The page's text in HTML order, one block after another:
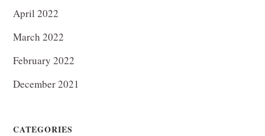
April 2022
March 2022
February 2022
December 2021
CATEGORIES